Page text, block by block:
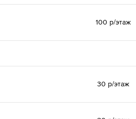
100 р/этаж
30 р/этаж